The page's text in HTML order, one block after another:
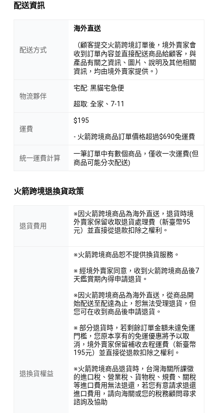
配送資訊
配送方式
海外直送
（顧客提交火箭跨境訂單後，境外賣家會
收到訂單內容並直接配送商品給顧客，與
產品有關之資訊、圖片、說明及其他相關
資訊，均由境外賣家提供。）
物流夥伴
宅配: 黑貓宅急便
超取: 全家、7-11
運費
$195
- 火箭跨境商品訂單價格超過$690免運費
統一運費計算
一筆訂單中有數個商品，僅收一次運費(但
商品可能分次配送)
火箭跨境退換貨政策
退貨費用
※因火箭跨境商品為海外直送，退貨時境
外賣家保留收取退貨處理費（新臺幣95
元）並直接從退款扣除之權利。
退換貨權益
※火箭跨境商品恕不提供換貨服務。
※ 經境外賣家同意，收到火箭跨境商品後7
天鑑賞期內得申請退貨。
※因火箭跨境商品為海外直送，從商品開
始配送至配達為止，恕無法受理退貨，但
您可在收到商品後申請退貨。
※ 部分退貨時，若剩餘訂單金額未達免運
門檻，您原本享有的免運優惠將予以取
消，境外賣家保留補收去程運費（新臺幣
195元）並直接從退款扣除之權利。
※火箭跨境商品退貨時，台灣海關所課徵
的進口稅、營業稅、貨物稅、規費、關稅
等進口費用無法退還，若您有意請求退還
進口費用，請向海關或您的稅務顧問尋求
諮詢及協助